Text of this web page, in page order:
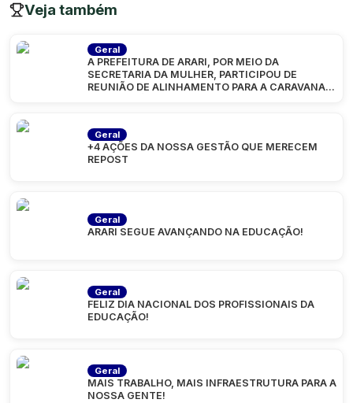
Veja também
Geral
A PREFEITURA DE ARARI, POR MEIO DA
SECRETARIA DA MULHER, PARTICIPOU DE
REUNIÃO DE ALINHAMENTO PARA A CARAVANA
Geral
+4 AÇÕES DA NOSSA GESTÃO QUE MERECEM
REPOST
Geral
ARARI SEGUE AVANÇANDO NA EDUCAÇÃO!
Geral
FELIZ DIA NACIONAL DOS PROFISSIONAIS DA
EDUCAÇÃO!
Geral
MAIS TRABALHO, MAIS INFRAESTRUTURA PARA A
NOSSA GENTE!